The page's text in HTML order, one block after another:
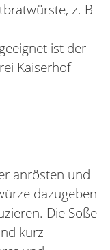
z. B
ist der
Kaiserhof
anrösten und
dazugeben
Die Soße
kurz